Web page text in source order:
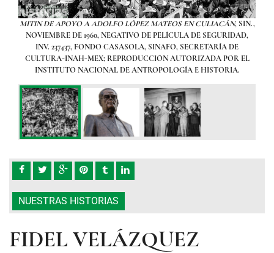
MITIN DE APOYO A ADOLFO LÓPEZ MATEOS EN CULIACÁN, SIN.,
NOVIEMBRE DE 1960, NEGATIVO DE PELÍCULA DE SEGURIDAD,
INV. 237437, FONDO CASASOLA, SINAFO, SECRETARÍA DE
CULTURA-INAH-MEX; REPRODUCCIÓN AUTORIZADA POR EL
INSTITUTO NACIONAL DE ANTROPOLOGÍA E HISTORIA.
NUESTRAS HISTORIAS
FIDEL VELÁZQUEZ